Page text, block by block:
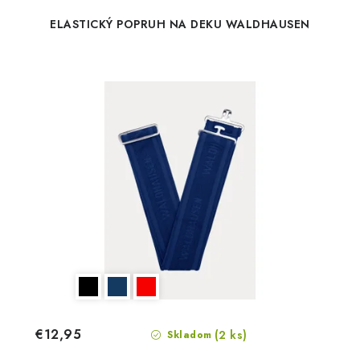
ELASTICKÝ POPRUH NA DEKU WALDHAUSEN
Skladom (2 ks)
€12,95